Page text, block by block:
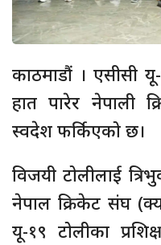
काठमाडौं । एसीसी
हात पारेर नेपाली
स्वदेश फर्किएको छ।
विजयी टोलीलाई
नेपाल क्रिकेट संघ
यू-१९ टोलीका